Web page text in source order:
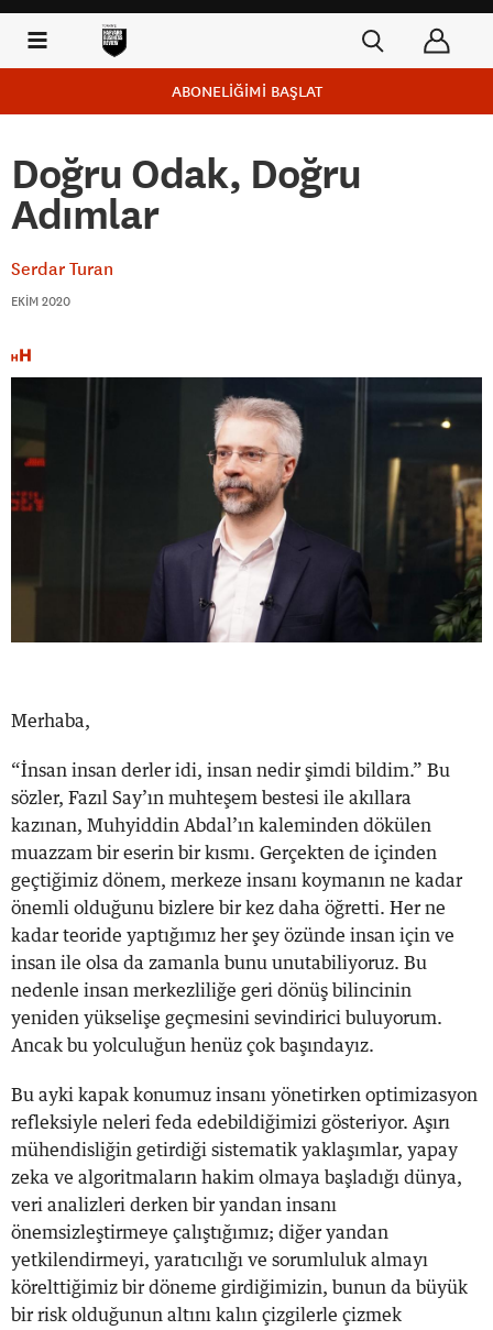
ABONELİĞİMİ BAŞLAT
Doğru Odak, Doğru
Adımlar
Serdar Turan
EKIM 2020
Merhaba,
“İnsan insan derler idi, insan nedir şimdi bildim.” Bu
sözler, Fazıl Say’ın muhteşem bestesi ile akıllara
kazınan, Muhyiddin Abdal’ın kaleminden dökülen
muazzam bir eserin bir kısmı. Gerçekten de içinden
geçtiğimiz dönem, merkeze insanı koymanın ne kadar
önemli olduğunu bizlere bir kez daha öğretti. Her ne
kadar teoride yaptığımız her şey özünde insan için ve
insan ile olsa da zamanla bunu unutabiliyoruz. Bu
nedenle insan merkezliliğe geri dönüş bilincinin
yeniden yükselişe geçmesini sevindirici buluyorum.
Ancak bu yolculuğun henüz çok başındayız.
Bu ayki kapak konumuz insanı yönetirken optimizasyon
refleksiyle neleri feda edebildiğimizi gösteriyor. Aşırı
mühendisliğin getirdiği sistematik yaklaşımlar, yapay
zeka ve algoritmaların hakim olmaya başladığı dünya,
veri analizleri derken bir yandan insanı
önemsizleştirmeye çalıştığımız; diğer yandan
yetkilendirmeyi, yaratıcılığı ve sorumluluk almayı
körelttiğimiz bir döneme girdiğimizin, bunun da büyük
bir risk olduğunun altını kalın çizgilerle çizmek